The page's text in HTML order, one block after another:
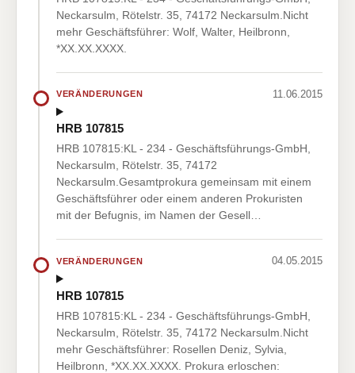
Neckarsulm, Rötelstr. 35, 74172 Neckarsulm.Nicht
mehr Geschäftsführer: Wolf, Walter, Heilbronn,
*XX.XX.XXXX.
VERÄNDERUNGEN 11.06.2015
HRB 107815
HRB 107815:KL - 234 - Geschäftsführungs-GmbH,
Neckarsulm, Rötelstr. 35, 74172
Neckarsulm.Gesamtprokura gemeinsam mit einem
Geschäftsführer oder einem anderen Prokuristen
mit der Befugnis, im Namen der Gesell…
VERÄNDERUNGEN 04.05.2015
HRB 107815
HRB 107815:KL - 234 - Geschäftsführungs-GmbH,
Neckarsulm, Rötelstr. 35, 74172 Neckarsulm.Nicht
mehr Geschäftsführer: Rosellen Deniz, Sylvia,
Heilbronn, *XX.XX.XXXX. Prokura erloschen: